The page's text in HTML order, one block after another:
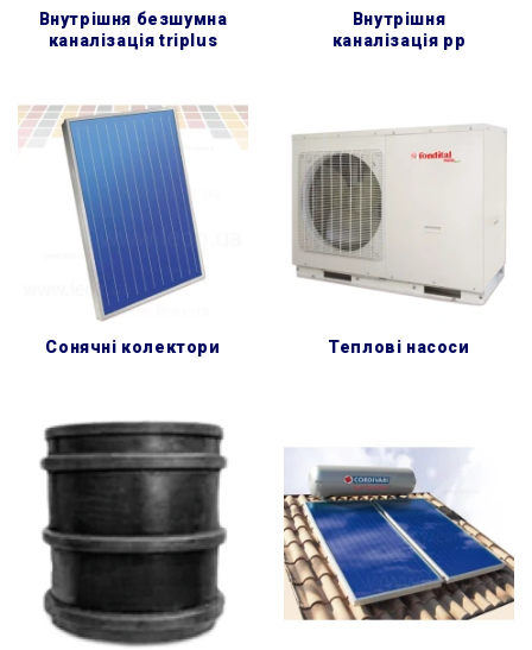
внутрішня безшумна
каналізація triplus
внутрішня
каналізація pp
сонячні колектори теплові насоси